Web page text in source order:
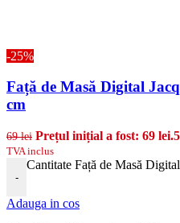
-25%
Față de Masă Digital
cm
69lei Prețul inițial a fost: 69 lei.
TVA inclus
-
Cantitate Față de Masă
Adauga in cos